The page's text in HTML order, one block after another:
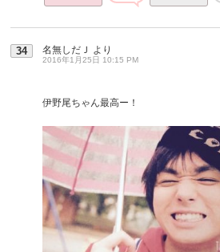
34 名無しだＪ より
2016年1月25日 10:15 PM
伊野尾ちゃん最高ー！